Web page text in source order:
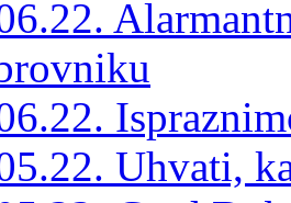
Uhvati,